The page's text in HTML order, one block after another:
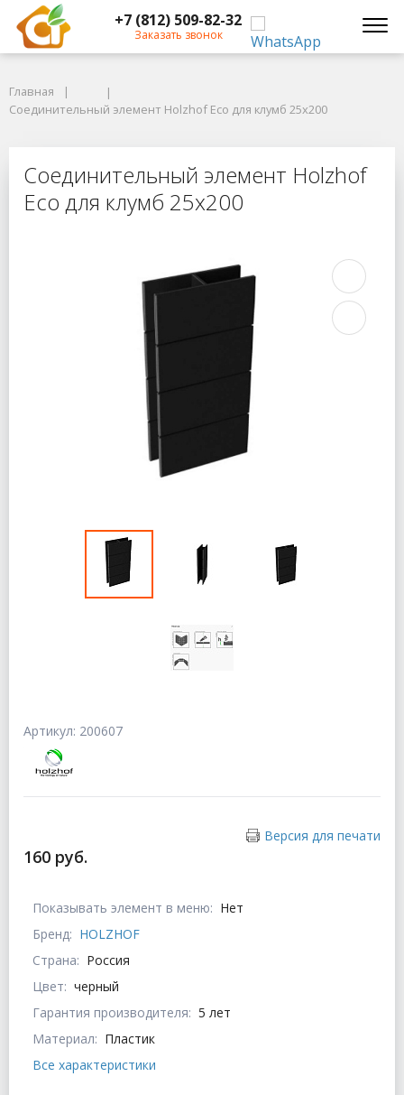
+7 (812) 509-82-32
Заказать звонок
Соединительный элемент Holzhof Eco для клумб 25x200
Соединительный элемент Holzhof
Главная
Соединительный элемент Holzhof Eco для клумб 25x200
Соединительный элемент Holzhof
Eco для клумб 25x200
Артикул: 200607
Версия для печати
160 руб.
Показывать элемент в меню: Нет
Бренд: HOLZHOF
Страна: Россия
Цвет: черный
Гарантия производителя: 5 лет
Материал: Пластик
Все характеристики